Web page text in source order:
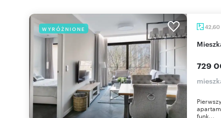
WYRÓŻNIONE 42,60
729
funk...